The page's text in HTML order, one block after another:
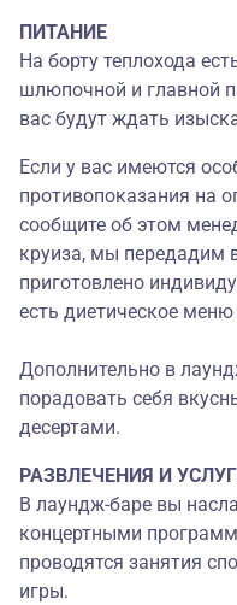
ПИТАНИЕ
На борту теплохода
шлюпочной и главной
вас будут ждать
Если у вас имеются
противопоказания на
сообщите об этом
круиза, мы передадим
приготовлено
есть диетическое
Дополнительно в
порадовать себя
десертами.
РАЗВЛЕЧЕНИЯ И
В лаундж-баре вы
концертными
проводятся занятия
игры.